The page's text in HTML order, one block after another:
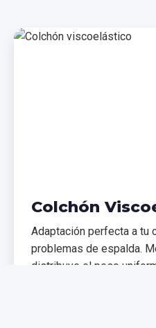
Colchón
Adaptación perfecta a tu
problemas de espalda.
distribuye el peso